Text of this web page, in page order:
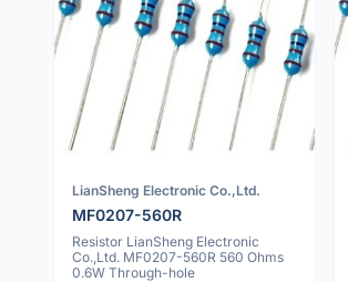
LianSheng Electronic Co.,Ltd.
MF0207-560R
Resistor LianSheng Electronic
Co.,Ltd. MF0207-560R 560 Ohms
0.6W Through-hole